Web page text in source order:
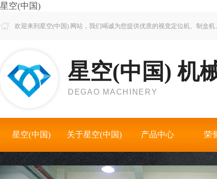
星空(中国)
欢迎来到星空(中国) 网站，我们竭诚为您提供优质的视觉定位机、制盒
星空(中国) 机
DEGAO MACHINERY
星空(中国) 关于星空(中国) 产品中心 荣